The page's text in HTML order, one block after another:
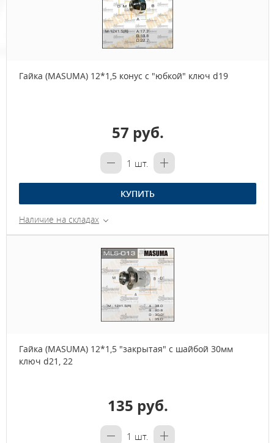
Гайка (MASUMA) 12*1,5 конус с "юбкой" ключ d19
57 руб.
1 шт.
КУПИТЬ
Наличие на складах
Гайка (MASUMA) 12*1,5 "закрытая" с шайбой 30мм
ключ d21, 22
135 руб.
1 шт.